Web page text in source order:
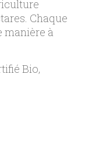
Chaque
manière à
Bio